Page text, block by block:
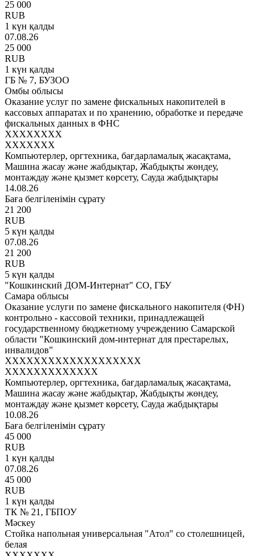
25 000
RUB
1 күн қалды
07.08.26
25 000
RUB
1 күн қалды
ГБ № 7, БУЗОО
Омбы облысы
Оказание услуг по замене фискальных накопителей в
кассовых аппаратах и по хранению, обработке и передаче
фискальных данных в ФНС
XXXXXXXX
XXXXXXX
Компьютерлер, оргтехника, бағдарламалық жасақтама,
Машина жасау және жабдықтар, Жабдықты жөндеу,
монтаждау және қызмет көрсету, Сауда жабдықтары
14.08.26
Баға белгіленімін сұрату
21 200
RUB
5 күн қалды
07.08.26
21 200
RUB
5 күн қалды
"Кошкинский ДОМ-Интернат" СО, ГБУ
Самара облысы
Оказание услуги по замене фискального накопителя (ФН)
контрольно - кассовой техники, принадлежащей
государственному бюджетному учреждению Самарской
области "Кошкинский дом-интернат для престарелых,
инвалидов"
XXXXXXXXXXXXXXXXXXX
XXXXXXXXXXXXX
Компьютерлер, оргтехника, бағдарламалық жасақтама,
Машина жасау және жабдықтар, Жабдықты жөндеу,
монтаждау және қызмет көрсету, Сауда жабдықтары
10.08.26
Баға белгіленімін сұрату
45 000
RUB
1 күн қалды
07.08.26
45 000
RUB
1 күн қалды
ТК № 21, ГБПОУ
Мәскеу
Стойка напольная универсальная "Атол" со столешницей,
белая